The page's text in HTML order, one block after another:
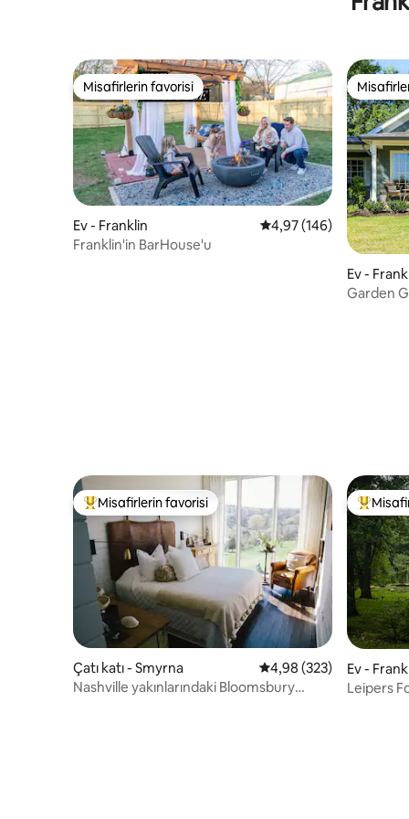
Misafirlerin favorisi
Misafirlerin favorisi
Ev - Franklin 5 üzerinden ortalama
4,97 (146)
Franklin'in BarHouse'u
Ev -
Garden
Misafirlerin favorilerinden en beğenilenler arasında
Misafirlerin favorisi
Çatı katı - Smyrna 5 üzerinden ortalama
4,98 (323)
Nashville yakınlarındaki Bloomsbury
Ev -
Leipers